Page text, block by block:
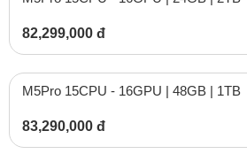
82,299,000 đ
M5Pro 15CPU - 16GPU | 48GB | 1TB
83,290,000 đ